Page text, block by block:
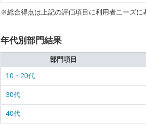
※総合得点は上記の評価項目に利用者ニーズ
年代別部門結果
部門項目
10・20代
30代
40代